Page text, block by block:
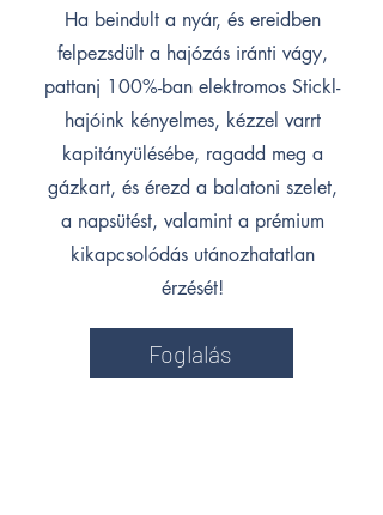
Foglalás
Ha beindult a nyár, és ereidben
felpezsdült a hajózás iránti vágy,
pattanj 100%-ban elektromos Stickl-
hajóink kényelmes, kézzel varrt
kapitányülésébe, ragadd meg a
gázkart, és érezd a balatoni szelet,
a napsütést, valamint a prémium
kikapcsolódás utánozhatatlan
érzését!